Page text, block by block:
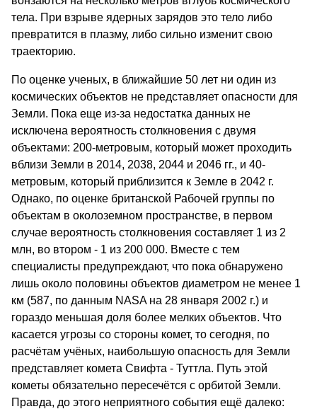
тела. При взрыве ядерных зарядов это тело либо
превратится в плазму, либо сильно изменит свою
траекторию.
По оценке ученых, в ближайшие 50 лет ни один из
космических объектов не представляет опасности для
Земли. Пока еще из-за недостатка данных не
исключена вероятность столкновения с двумя
объектами: 200-метровым, который может проходить
вблизи Земли в 2014, 2038, 2044 и 2046 гг., и 40-
метровым, который приблизится к Земле в 2042 г.
Однако, по оценке британской Рабочей группы по
объектам в околоземном пространстве, в первом
случае вероятность столкновения составляет 1 из 2
млн, во втором - 1 из 200 000. Вместе с тем
специалисты предупреждают, что пока обнаружено
лишь около половины объектов диаметром не менее 1
км (587, по данным NASA на 28 января 2002 г.) и
гораздо меньшая доля более мелких объектов. Что
касается угрозы со стороны комет, то сегодня, по
расчётам учёных, наибольшую опасность для Земли
представляет комета Свифта - Туттла. Путь этой
кометы обязательно пересечётся с орбитой Земли.
Правда, до этого неприятного события ещё далеко: